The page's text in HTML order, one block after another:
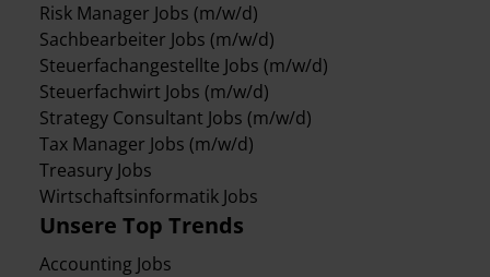
Unsere Top Trends
Accounting Jobs
Risk Manager Jobs (m/w/d)
Sachbearbeiter Jobs (m/w/d)
Steuerfachangestellte Jobs (m/w/d)
Steuerfachwirt Jobs (m/w/d)
Strategy Consultant Jobs (m/w/d)
Tax Manager Jobs (m/w/d)
Treasury Jobs
Wirtschaftsinformatik Jobs